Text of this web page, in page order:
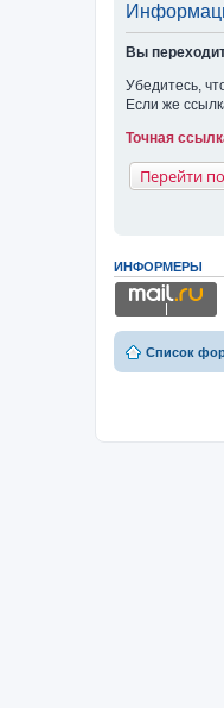
Вы
Убедитесь,
Если же
Точная
Перейти
ИНФОРМЕРЫ
Список